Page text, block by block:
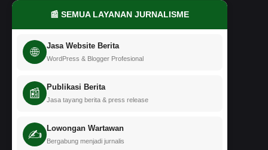
📰 SEMUA LAYANAN JURNALISME
🌐 Jasa Website Berita
WordPress & Blogger Profesional
📰 Publikasi Berita
Jasa tayang berita & press release
✍️ Lowongan Wartawan
Bergabung menjadi jurnalis